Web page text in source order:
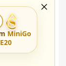
MiniGo